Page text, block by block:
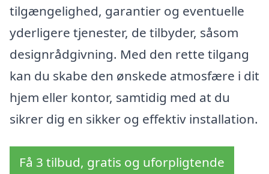
tilgængelighed, garantier og eventuelle
yderligere tjenester, de tilbyder, såsom
designrådgivning. Med den rette tilgang
kan du skabe den ønskede atmosfære i dit
hjem eller kontor, samtidig med at du
sikrer dig en sikker og effektiv installation.
Få 3 tilbud, gratis og uforpligtende